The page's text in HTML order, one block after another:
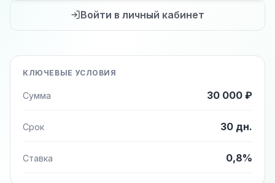
Войти в личный кабинет
КЛЮЧЕВЫЕ УСЛОВИЯ
Сумма 30 000 ₽
Срок 30 дн.
Ставка 0,8%